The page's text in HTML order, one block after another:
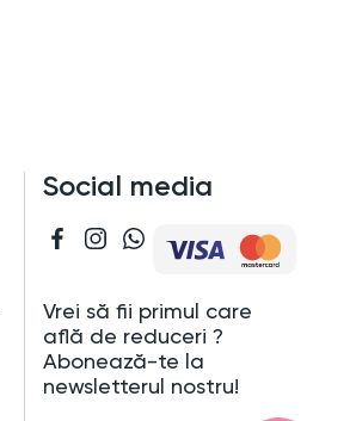
Social media
Vrei să fii primul care
află de reduceri ?
Abonează-te la
newsletterul nostru!